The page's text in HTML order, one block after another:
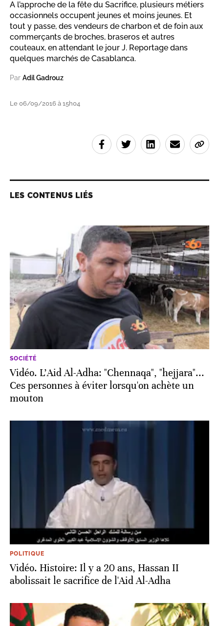
A l’approche de la fête du Sacrifice, plusieurs métiers
occasionnels occupent jeunes et moins jeunes. Et
tout y passe, des vendeurs de charbon et de foin aux
commerçants de broches, braseros et autres
couteaux, en attendant le jour J. Reportage dans
quelques marchés de Casablanca.
Par Adil Gadrouz
Le 06/09/2016 à 15h04
LES CONTENUS LIÉS
SOCIÉTÉ
Vidéo. L'Aid Al-Adha: "Chennaqa", "hejjara"...
Ces personnes à éviter lorsqu'on achète un
mouton
POLITIQUE
Vidéo. Histoire: Il y a 20 ans, Hassan II
abolissait le sacrifice de l'Aid Al-Adha